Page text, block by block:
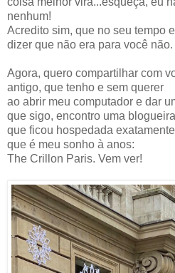
nenhum!
Acredito sim, que no seu tempo
dizer que não era para você não.
Agora, quero compartilhar com
antigo, que tenho e sem querer
ao abrir meu computador e dar
que sigo, encontro uma blogueira
que ficou hospedada
que é meu sonho à anos:
The Crillon Paris. Vem ver!